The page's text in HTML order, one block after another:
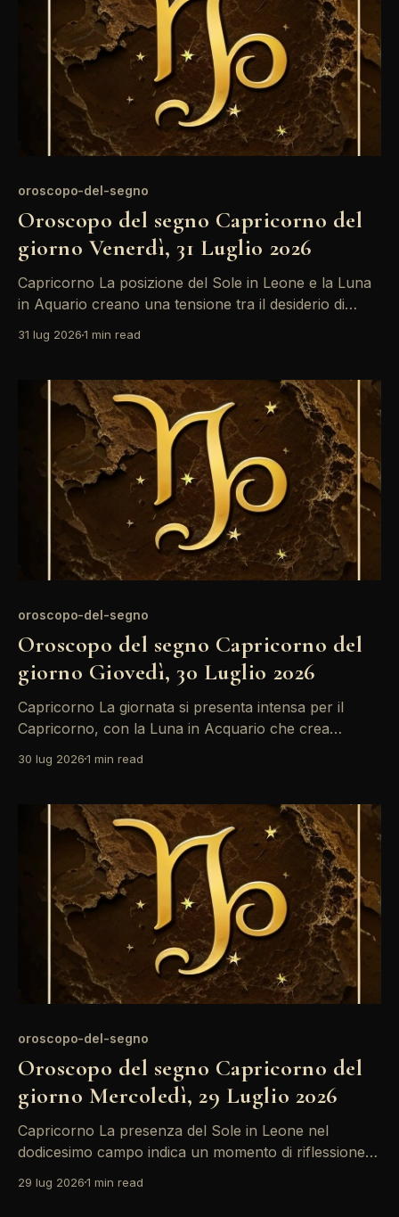
oroscopo-del-segno
Oroscopo del segno Capricorno del
giorno Venerdì, 31 Luglio 2026
Capricorno La posizione del Sole in Leone e la Luna
in Aquario creano una tensione tra il desiderio di
momento ideale per riflettere su cosa vuoi veramente
si presentano. Mantieni la mente aperta
31 lug 20261 min read
oroscopo-del-segno
Oroscopo del segno Capricorno del
giorno Giovedì, 30 Luglio 2026
Capricorno La giornata si presenta intensa per il
Capricorno, con la Luna in Acquario che crea
potrebbe portare a fraintendimenti nelle
importante mantenere la calma e ascoltare prima di
rispondere. Le stelle oggi invitano il
30 lug 20261 min read
oroscopo-del-segno
Oroscopo del segno Capricorno del
giorno Mercoledì, 29 Luglio 2026
Capricorno La presenza del Sole in Leone nel
dodicesimo campo indica un momento di riflessione
esplorare le proprie emozioni, soprattutto in
29 lug 20261 min read